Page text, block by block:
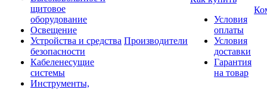
щитовое
оборудование
Освещение
Устройства и средства
безопасности
Кабеленесущие
системы
Инструменты,
Производители
Условия
оплаты
Условия
доставки
Гарантия
на товар